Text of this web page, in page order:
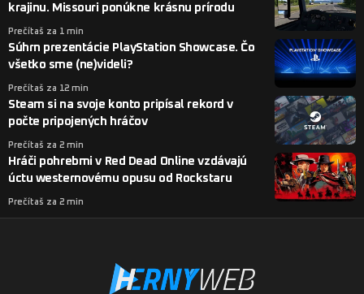
krajinu. Missouri ponúkne krásnu prírodu
Prečítaš za 1 min
Súhrn prezentácie PlayStation Showcase. Čo
všetko sme (ne)videli?
Prečítaš za 12 min
Steam si na svoje konto pripísal rekord v
počte pripojených hráčov
Prečítaš za 2 min
Hráči pohrebmi v Red Dead Online vzdávajú
úctu westernovému opusu od Rockstaru
Prečítaš za 2 min